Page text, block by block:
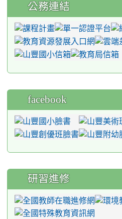
公務連結
facebook
研習進修